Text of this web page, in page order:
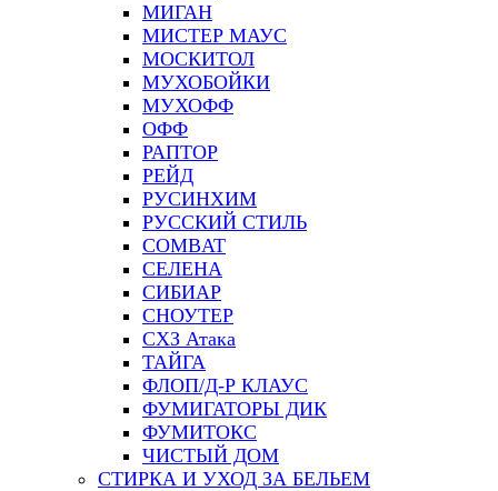
МИГАН
МИСТЕР МАУС
МОСКИТОЛ
МУХОБОЙКИ
МУХОФФ
ОФФ
РАПТОР
РЕЙД
РУСИНХИМ
РУССКИЙ СТИЛЬ
СOMBAT
СЕЛЕНА
СИБИАР
СНОУТЕР
СХЗ Атака
ТАЙГА
ФЛОП/Д-Р КЛАУС
ФУМИГАТОРЫ ДИК
ФУМИТОКС
ЧИСТЫЙ ДОМ
СТИРКА И УХОД ЗА БЕЛЬЕМ